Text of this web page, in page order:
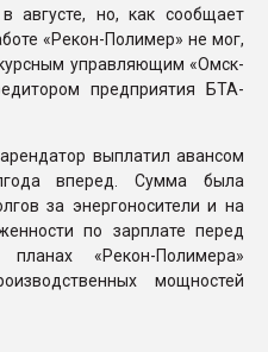
августе, но, как сообщает
«Рекон-Полимер» не мог,
управляющим «Омск-
предприятия БТА-
выплатил авансом
вперед. Сумма была
за энергоносители и на
по зарплате перед
«Рекон-Полимера»
мощностей